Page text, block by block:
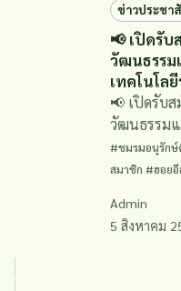
ข่าวประชา
📢 เปิดรั
วัฒนธรรม
เทคโนโล
📢 เปิดรับ
วัฒนธรรม
เทคโนโลยี
#ชมรมอนุรัก
สมาชิก #ฮอย
Admin
5 สิงหาคม